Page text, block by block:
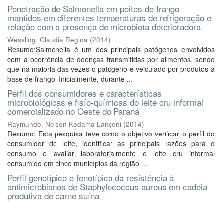
Penetração de Salmonella em peitos de frango
mantidos em diferentes temperaturas de refrigeração e
relação com a presença de microbiota deterioradora
Wessling, Claudia Regina (2014)
Resumo:Salmonella é um dos principais patógenos envolvidos
com a ocorrência de doenças transmitidas por alimentos, sendo
que na maioria das vezes o patógeno é veiculado por produtos a
base de frango. Inicialmente, durante ...
Perfil dos consumidores e características
microbiológicas e fisío-químicas do leite cru informal
comercializado no Oeste do Paraná
Raymundo, Nelson Kodama Lançoni (2014)
Resumo: Esta pesquisa teve como o objetivo verificar o perfil do
consumidor de leite, identificar as principais razões para o
consumo e avaliar laboratorialmente o leite cru informal
consumido em cinco municípios da região ...
Perfil genotípico e fenotípico da resistência à
antimicrobianos de Staphylococcus aureus em cadeia
produtiva de carne suína